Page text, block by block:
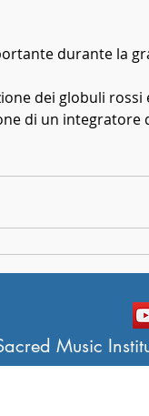
durante la
dei globuli rossi
di un integratore
Music